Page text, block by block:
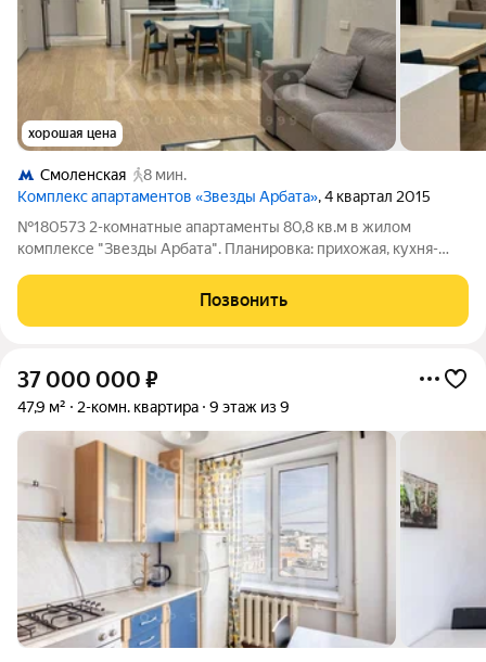
хорошая цена
Смоленская
8 мин.
Комплекс апартаментов «Звезды Арбата», 4 квартал 2015
№180573 2-комнатные апартаменты 80,8 кв.м в жилом
комплексе "Звезды Арбата". Планировка: прихожая, кухня-
ванной комнатами. Апартаменты полностью меблированы и
оборудованы современной бытовой
Позвонить
37 000 000 ₽
47,9 м² 2-комн. квартира 9 этаж из 9